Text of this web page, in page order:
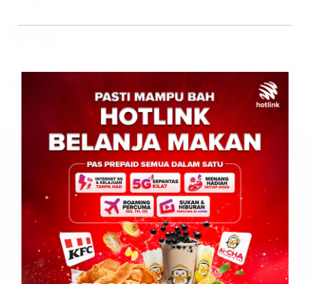
Sidek mengarahkan siasatan segera dijalankan berhubung kes
buli melibatkan seorang murid sekolah agama di Johor, bagi […]
Leave a Reply
Your email address will not be published. Required fields are
marked
Comment